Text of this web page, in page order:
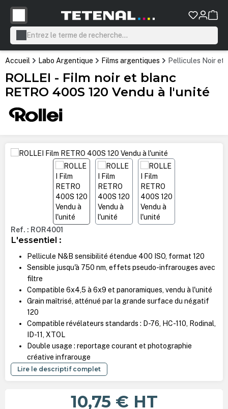
principal
Accueil Labo Argentique Films argentiques Pellicules Noir et
ROLLEI - Film noir et blanc
RETRO 400S 120 Vendu à l'unité
Ignorer la galerie d'images
Ref. : ROR4001
L'essentiel :
Pellicule N&B sensibilité étendue 400 ISO, format 120
Sensible jusqu'à 750 nm, effets pseudo-infrarouges avec
filtre
Compatible 6x4,5 à 6x9 et panoramiques, vendu à l'unité
Grain maîtrisé, atténué par la grande surface du négatif
120
Compatible révélateurs standards : D-76, HC-110, Rodinal,
ID-11, XTOL
Double usage : reportage courant et photographie
créative infrarouge
Lire le descriptif complet
10,75 € HT